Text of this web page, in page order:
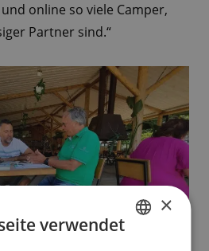
online so viele Camper,
Partner sind.“
×
verwendet